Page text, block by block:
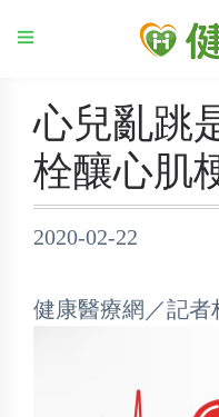
心兒亂跳
栓釀心肌
2020-02-22
健康醫療網／記者